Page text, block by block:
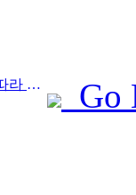
Prev:저장성 후저우시, 타이후호를 따라 있는 고대 마을이 약 10억 위안을 투자해 개조 및 업그레이드를 시작했습니다.
Go